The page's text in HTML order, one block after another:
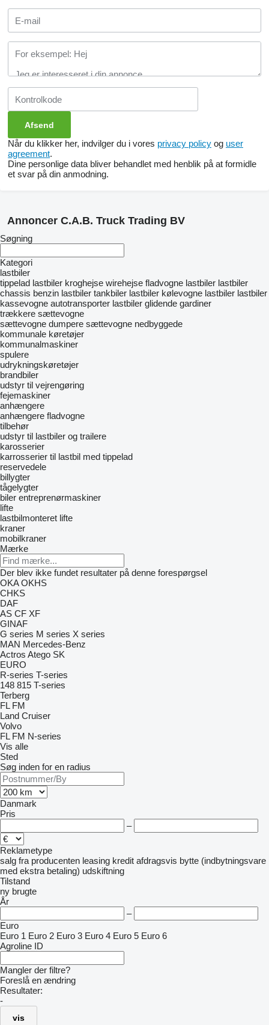
Når du klikker her, indvilger du i vores privacy policy og user
agreement.
Dine personlige data bliver behandlet med henblik på at formidle
et svar på din anmodning.
Annoncer C.A.B. Truck Trading BV
Søgning
Kategori
lastbiler
tippelad lastbiler kroghejse wirehejse fladvogne lastbiler lastbiler
chassis benzin lastbiler tankbiler lastbiler kølevogne lastbiler lastbiler
kassevogne autotransporter lastbiler glidende gardiner
trækkere sættevogne
sættevogne dumpere sættevogne nedbyggede
kommunale køretøjer
kommunalmaskiner
spulere
udrykningskøretøjer
brandbiler
udstyr til vejrengøring
fejemaskiner
anhængere
anhængere fladvogne
tilbehør
udstyr til lastbiler og trailere
karosserier
karrosserier til lastbil med tippelad
reservedele
billygter
tågelygter
biler entreprenørmaskiner
lifte
lastbilmonteret lifte
kraner
mobilkraner
Mærke
Der blev ikke fundet resultater på denne forespørgsel
OKA OKHS
CHKS
DAF
AS CF XF
GINAF
G series M series X series
MAN Mercedes-Benz
Actros Atego SK
EURO
R-series T-series
148 815 T-series
Terberg
FL FM
Land Cruiser
Volvo
FL FM N-series
Vis alle
Sted
Søg inden for en radius
Danmark
Pris
–
Reklametype
salg fra producenten leasing kredit afdragsvis bytte (indbytningsvare
med ekstra betaling) udskiftning
Tilstand
ny brugte
År
–
Euro
Euro 1 Euro 2 Euro 3 Euro 4 Euro 5 Euro 6
Agroline ID
Mangler der filtre?
Foreslå en ændring
Resultater:
-
vis